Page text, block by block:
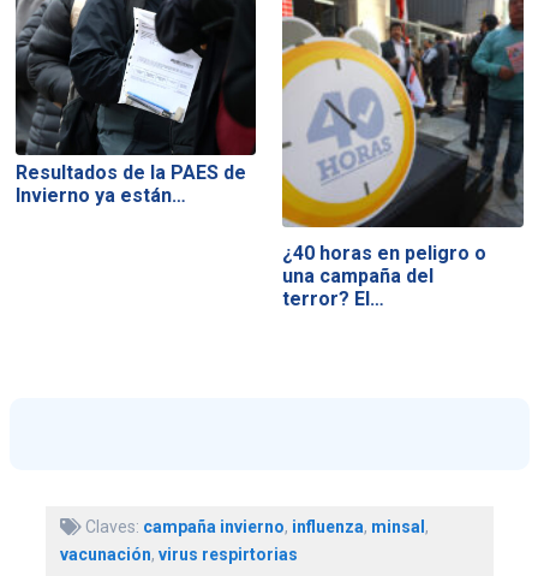
Resultados de la PAES de
Invierno ya están…
¿40 horas en peligro o
una campaña del
terror? El…
Claves: campaña invierno, influenza, minsal,
vacunación, virus respirtorias